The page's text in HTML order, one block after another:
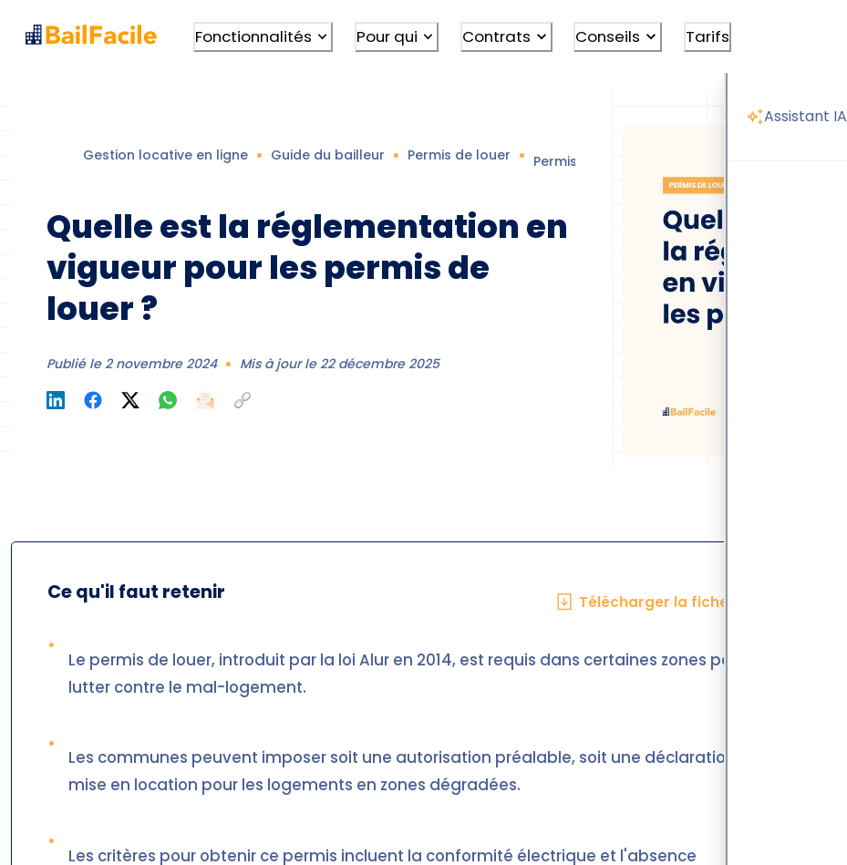
Assistant IA
Fonctionnalités Pour qui Contrats Conseils Tarifs
Gestion locative en ligne Guide du bailleur Permis de louer Permis de louer réglementation
Quelle est la réglementation en
vigueur pour les permis de
louer ?
Publié le 2 novembre 2024 Mis à jour le 22 décembre 2025
Ce qu'il faut retenir
•
Le permis de louer, introduit par la loi Alur en 2014, est requis dans certaines zones pour
lutter contre le mal-logement.
•
Les communes peuvent imposer soit une autorisation préalable, soit une déclaration de
mise en location pour les logements en zones dégradées.
•
Les critères pour obtenir ce permis incluent la conformité électrique et l'absence
Télécharger la fiche en PDF